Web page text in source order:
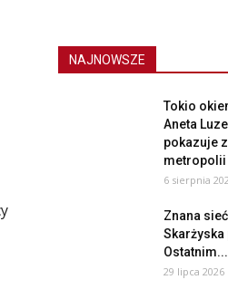
NAJNOWSZE
Tokio
Aneta
pokazuje
metropolii
6 sierpnia
Znana
Skarżyska
Ostatnim...
29 lipca 2026